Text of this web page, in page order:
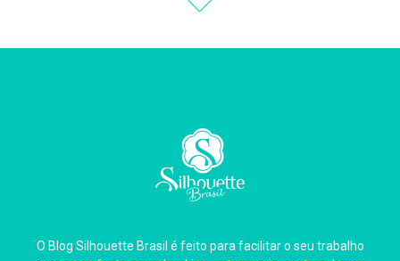
Carla Eschberger
O Blog Silhouette Brasil é feito para facilitar o seu trabalho